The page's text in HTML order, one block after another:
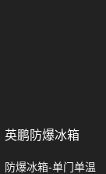
-40℃-60℃防爆低露点转轮除湿机
防爆水冷直膨恒温恒湿洁净空调机组
英鹏防爆冰箱
防爆冰箱-单门单温